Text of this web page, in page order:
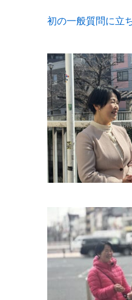
初の一般質問に立